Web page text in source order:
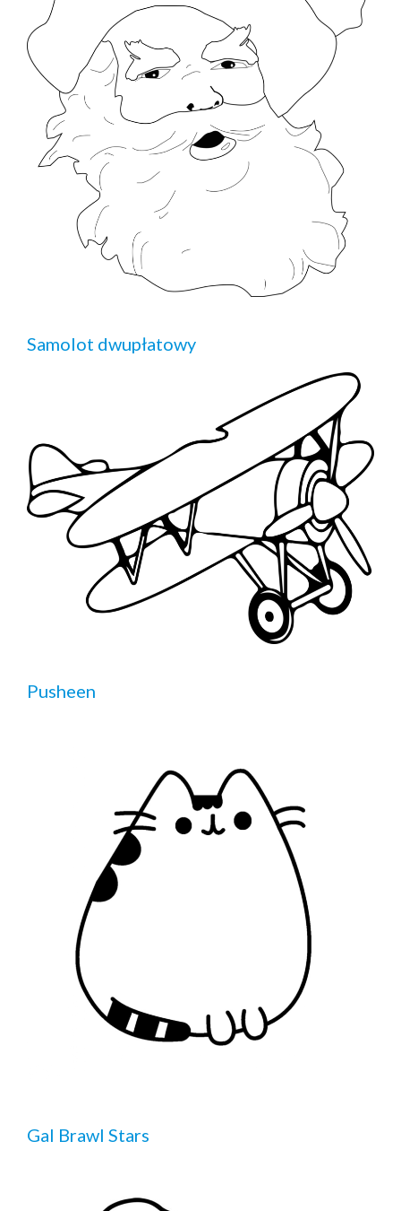
Samolot dwupłatowy
Pusheen
Gal Brawl Stars